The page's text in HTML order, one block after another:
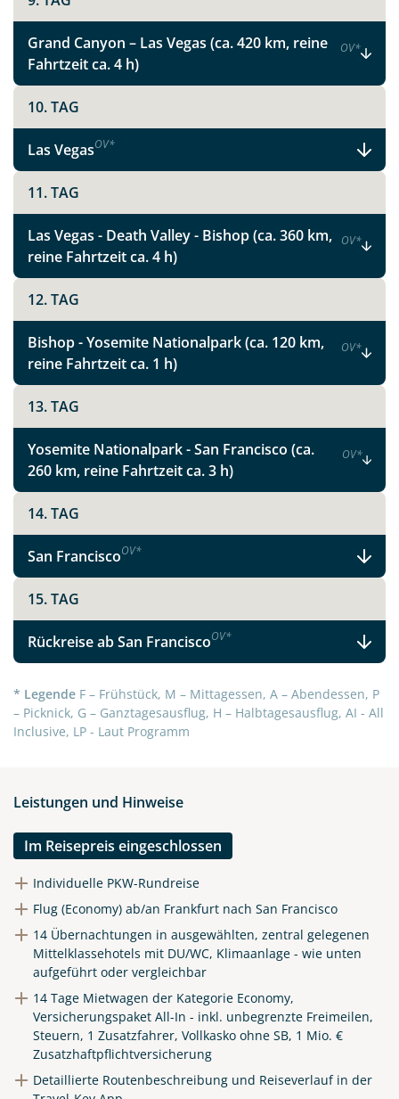
X
WhatsApp
Telegram
per E-Mail senden
Grand Canyon – Las Vegas (ca. 420 km, reine
Fahrtzeit ca. 4 h)
OV*
10. TAG
Las VegasOV*
11. TAG
Las Vegas - Death Valley - Bishop (ca. 360 km,
reine Fahrtzeit ca. 4 h)
OV*
12. TAG
Bishop - Yosemite Nationalpark (ca. 120 km,
reine Fahrtzeit ca. 1 h)
OV*
13. TAG
Yosemite Nationalpark - San Francisco (ca.
260 km, reine Fahrtzeit ca. 3 h)
OV*
14. TAG
San FranciscoOV*
15. TAG
Rückreise ab San FranciscoOV*
* Legende F – Frühstück, M – Mittagessen, A – Abendessen, P
– Picknick, G – Ganztagesausflug, H – Halbtagesausflug, AI - All
Inclusive, LP - Laut Programm
Leistungen und Hinweise
Im Reisepreis eingeschlossen
Individuelle PKW-Rundreise
Flug (Economy) ab/an Frankfurt nach San Francisco
14 Übernachtungen in ausgewählten, zentral gelegenen
Mittelklassehotels mit DU/WC, Klimaanlage - wie unten
aufgeführt oder vergleichbar
14 Tage Mietwagen der Kategorie Economy,
Versicherungspaket All-In - inkl. unbegrenzte Freimeilen,
Steuern, 1 Zusatzfahrer, Vollkasko ohne SB, 1 Mio. €
Zusatzhaftpflichtversicherung
Detaillierte Routenbeschreibung und Reiseverlauf in der